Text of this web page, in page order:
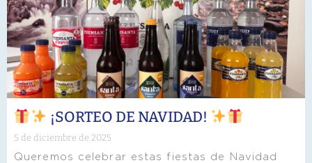
¡SORTEO DE NAVIDAD!
5 de diciembre de 2025
Queremos celebrar estas fiestas de Navidad